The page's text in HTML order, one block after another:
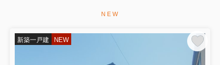
お申込み、ありがとうございました。
いいたします。...
NEW
新築一戸建 NEW